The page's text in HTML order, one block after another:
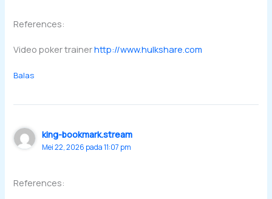
References:
Video poker trainerhttp://www.hulkshare.com
Balas
king-bookmark.stream
Mei 22, 2026 pada 11:07 pm
References: